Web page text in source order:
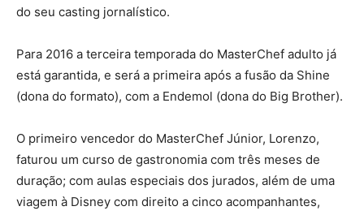
do seu casting jornalístico.
Para 2016 a terceira temporada do MasterChef adulto já
está garantida, e será a primeira após a fusão da Shine
(dona do formato), com a Endemol (dona do Big Brother).
O primeiro vencedor do MasterChef Júnior, Lorenzo,
faturou um curso de gastronomia com três meses de
duração; com aulas especiais dos jurados, além de uma
viagem à Disney com direito a cinco acompanhantes,